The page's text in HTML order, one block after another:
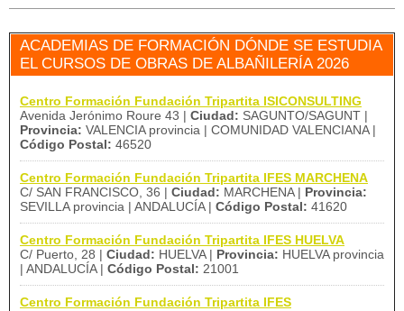
ACADEMIAS DE FORMACIÓN DÓNDE SE ESTUDIA
EL CURSOS DE OBRAS DE ALBAÑILERÍA 2026
Centro Formación Fundación Tripartita ISICONSULTING
Avenida Jerónimo Roure 43 | Ciudad: SAGUNTO/SAGUNT |
Provincia: VALENCIA provincia | COMUNIDAD VALENCIANA |
Código Postal: 46520
Centro Formación Fundación Tripartita IFES MARCHENA
C/ SAN FRANCISCO, 36 | Ciudad: MARCHENA | Provincia:
SEVILLA provincia | ANDALUCÍA | Código Postal: 41620
Centro Formación Fundación Tripartita IFES HUELVA
C/ Puerto, 28 | Ciudad: HUELVA | Provincia: HUELVA provincia
| ANDALUCÍA | Código Postal: 21001
Centro Formación Fundación Tripartita IFES